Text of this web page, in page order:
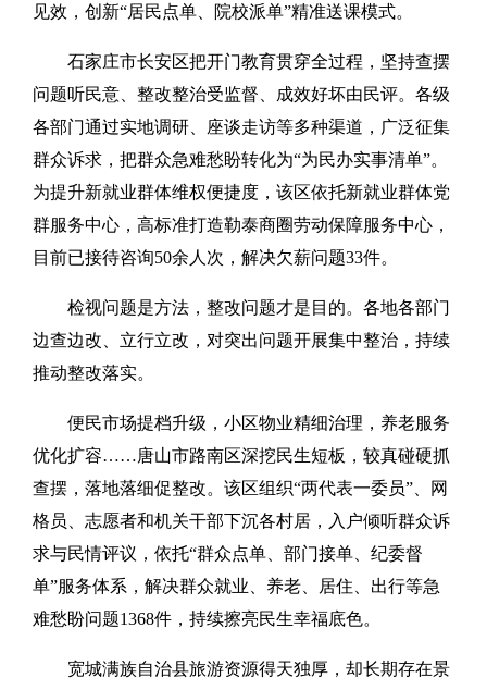
见效，创新“居民点单、院校派单”精准送课模式。
石家庄市长安区把开门教育贯穿全过程，坚持查摆
问题听民意、整改整治受监督、成效好坏由民评。各级
各部门通过实地调研、座谈走访等多种渠道，广泛征集
群众诉求，把群众急难愁盼转化为“为民办实事清单”。
为提升新就业群体维权便捷度，该区依托新就业群体党
群服务中心，高标准打造勒泰商圈劳动保障服务中心，
目前已接待咨询50余人次，解决欠薪问题33件。
检视问题是方法，整改问题才是目的。各地各部门
边查边改、立行立改，对突出问题开展集中整治，持续
推动整改落实。
便民市场提档升级，小区物业精细治理，养老服务
优化扩容……唐山市路南区深挖民生短板，较真碰硬抓
查摆，落地落细促整改。该区组织“两代表一委员”、网
格员、志愿者和机关干部下沉各村居，入户倾听群众诉
求与民情评议，依托“群众点单、部门接单、纪委督
单”服务体系，解决群众就业、养老、居住、出行等急
难愁盼问题1368件，持续擦亮民生幸福底色。
宽城满族自治县旅游资源得天独厚，却长期存在景